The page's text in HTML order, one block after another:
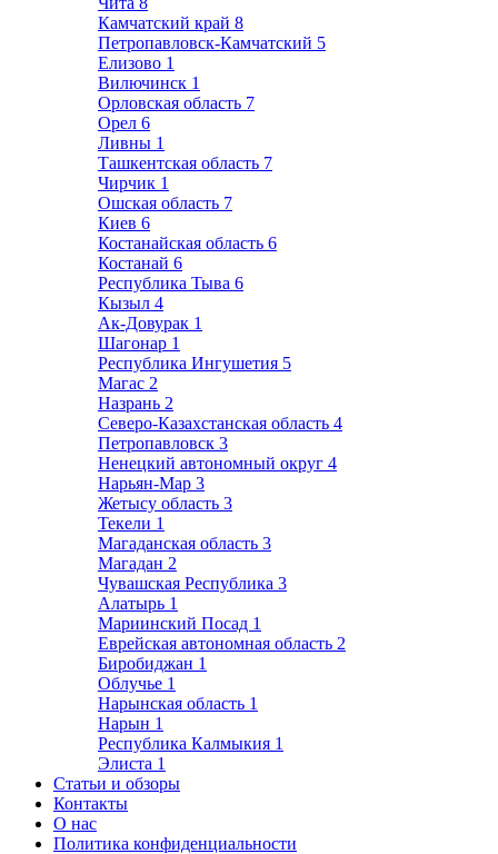
Камчатский край 8
Петропавловск-Камчатский 5
Елизово 1
Вилючинск 1
Орловская область 7
Орел 6
Ливны 1
Ташкентская область 7
Чирчик 1
Ошская область 7
Киев 6
Костанайская область 6
Костанай 6
Республика Тыва 6
Кызыл 4
Ак-Довурак 1
Шагонар 1
Республика Ингушетия 5
Магас 2
Назрань 2
Северо-Казахстанская область 4
Петропавловск 3
Ненецкий автономный округ 4
Нарьян-Мар 3
Жетысу область 3
Текели 1
Магаданская область 3
Магадан 2
Чувашская Республика 3
Алатырь 1
Мариинский Посад 1
Еврейская автономная область 2
Биробиджан 1
Облучье 1
Нарынская область 1
Нарын 1
Республика Калмыкия 1
Элиста 1
Статьи и обзоры
Контакты
О нас
Политика конфиденциальности